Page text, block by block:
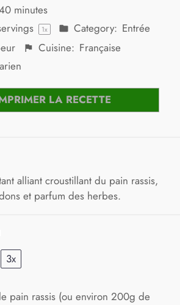
minutes
1x Category: Entrée
Cuisine: Française
LA RECETTE
alliant croustillant du pain rassis,
et parfum des herbes.
3x
pain rassis (ou environ 200g de